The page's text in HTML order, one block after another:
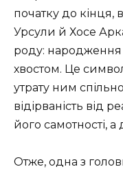
початку до кінця,
Урсули й Хосе
роду:
хвостом. Це
утрату ним
відірваність від
його самотності,
Отже, одна з